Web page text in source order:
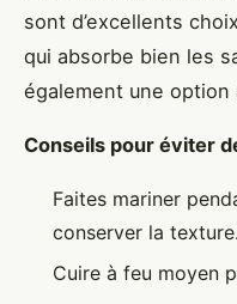
sont d’excellents
qui absorbe bien les
également une option
Conseils pour éviter
Faites mariner
conserver la texture.
Cuire à feu moyen